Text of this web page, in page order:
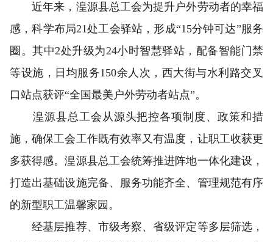
近年来，湟源县总工会为提升户外劳动者的幸福
感，科学布局21处工会驿站，形成“15分钟可达”服务
圈。其中2处升级为24小时智慧驿站，配备智能门禁
等设施，日均服务150余人次，西大街与水利路交叉
口站点获评“全国最美户外劳动者站点”。
湟源县总工会从源头把控各项制度、政策和措
施，确保工会工作既有效率又有温度，让职工收获更
多获得感。湟源县总工会统筹推进阵地一体化建设，
打造出基础设施完备、服务功能齐全、管理规范有序
的新型职工温馨家园。
经基层推荐、市级考察、省级评定等多层筛选，